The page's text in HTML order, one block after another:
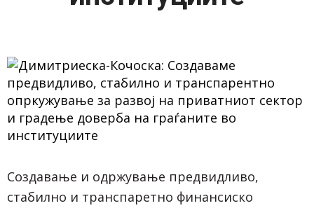
Создавање и одржување предвидливо,
стабилно и транспаретно финансиско